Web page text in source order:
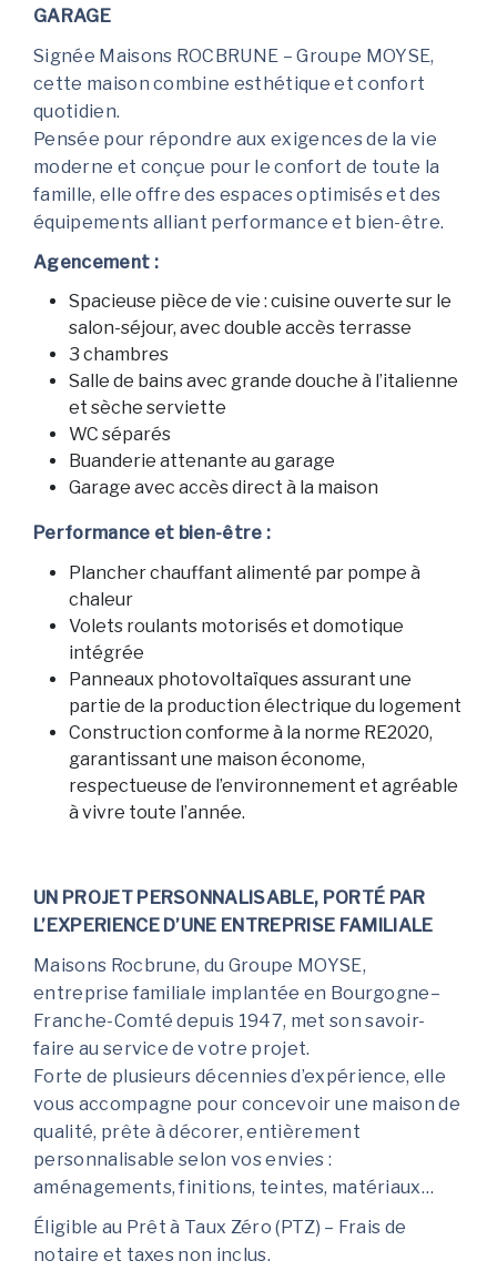
GARAGE
Signée Maisons ROCBRUNE – Groupe MOYSE,
cette maison combine esthétique et confort
quotidien.
Pensée pour répondre aux exigences de la vie
moderne et conçue pour le confort de toute la
famille, elle offre des espaces optimisés et des
équipements alliant performance et bien-être.
Agencement :
Spacieuse pièce de vie : cuisine ouverte sur le
salon-séjour, avec double accès terrasse
3 chambres
Salle de bains avec grande douche à l’italienne
et sèche serviette
WC séparés
Buanderie attenante au garage
Garage avec accès direct à la maison
Performance et bien-être :
Plancher chauffant alimenté par pompe à
chaleur
Volets roulants motorisés et domotique
intégrée
Panneaux photovoltaïques assurant une
partie de la production électrique du logement
Construction conforme à la norme RE2020,
garantissant une maison économe,
respectueuse de l’environnement et agréable
à vivre toute l’année.
UN PROJET PERSONNALISABLE, PORTÉ PAR
L’EXPERIENCE D’UNE ENTREPRISE FAMILIALE
Maisons Rocbrune, du Groupe MOYSE,
entreprise familiale implantée en Bourgogne–
Franche-Comté depuis 1947, met son savoir-
faire au service de votre projet.
Forte de plusieurs décennies d’expérience, elle
vous accompagne pour concevoir une maison de
qualité, prête à décorer, entièrement
personnalisable selon vos envies :
aménagements, finitions, teintes, matériaux…
Éligible au Prêt à Taux Zéro (PTZ) – Frais de
notaire et taxes non inclus.